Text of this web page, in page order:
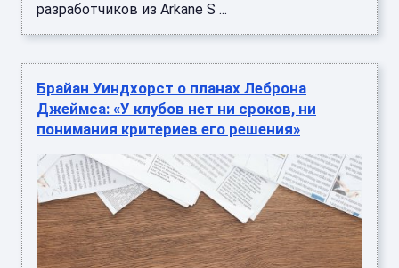
разработчиков из Arkane S ...
Брайан Уиндхорст о планах Леброна
Джеймса: «У клубов нет ни сроков, ни
понимания критериев его решения»